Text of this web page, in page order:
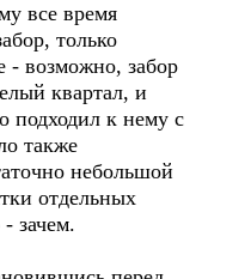
все время
только
- возможно, забор
квартал, и
подходил к нему с
также
небольшой
отдельных
зачем.